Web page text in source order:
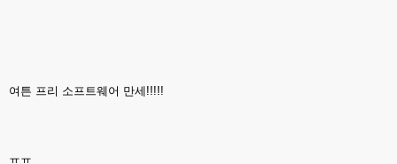
여튼 프리 소프트웨어 만세!!!!!
ㅠㅠ